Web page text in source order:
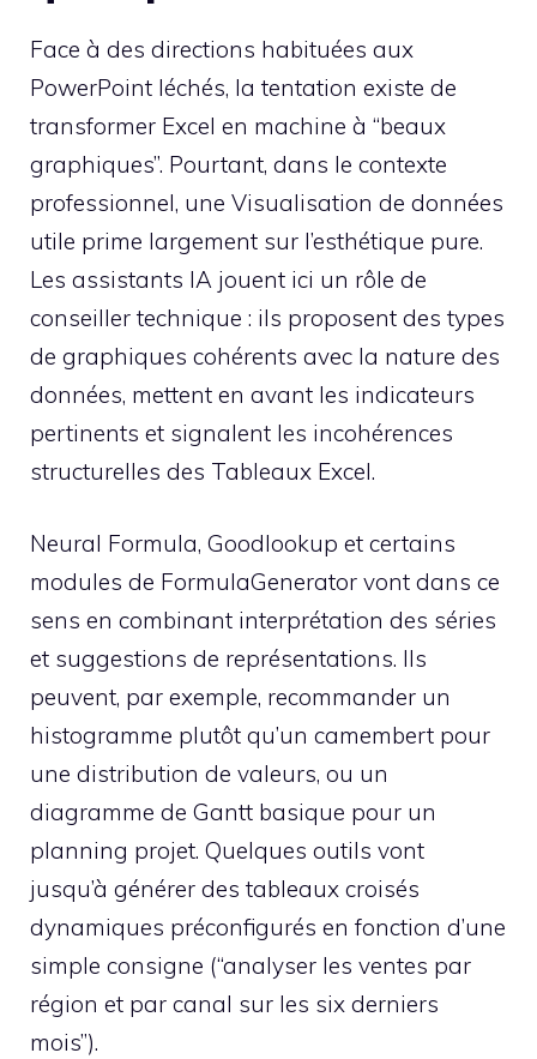
Face à des directions habituées aux
PowerPoint léchés, la tentation existe de
transformer Excel en machine à “beaux
graphiques”. Pourtant, dans le contexte
professionnel, une Visualisation de données
utile prime largement sur l’esthétique pure.
Les assistants IA jouent ici un rôle de
conseiller technique : ils proposent des types
de graphiques cohérents avec la nature des
données, mettent en avant les indicateurs
pertinents et signalent les incohérences
structurelles des Tableaux Excel.
Neural Formula, Goodlookup et certains
modules de FormulaGenerator vont dans ce
sens en combinant interprétation des séries
et suggestions de représentations. Ils
peuvent, par exemple, recommander un
histogramme plutôt qu’un camembert pour
une distribution de valeurs, ou un
diagramme de Gantt basique pour un
planning projet. Quelques outils vont
jusqu’à générer des tableaux croisés
dynamiques préconfigurés en fonction d’une
simple consigne (“analyser les ventes par
région et par canal sur les six derniers
mois”).